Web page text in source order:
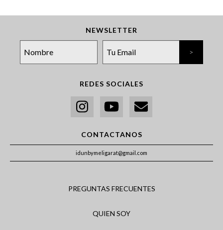
NEWSLETTER
REDES SOCIALES
CONTACTANOS
idunbymeligarat@gmail.com
PREGUNTAS FRECUENTES
QUIEN SOY